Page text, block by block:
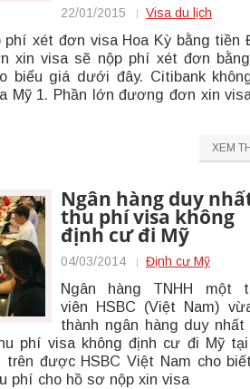
22/01/2015 Visa du lịch
xét đơn visa Hoa Kỳ bằng tiền
xin visa sẽ nộp phí xét đơn
biểu giá dưới đây. Citibank
Mỹ 1. Phần lớn đương đơn xin
XEM
Ngân hàng duy
thu phí visa không
định cư đi Mỹ
04/03/2014 Định cư Mỹ
Ngân hàng TNHH một
viên HSBC (Việt Nam)
thành ngân hàng duy
phí visa không định cư đi Mỹ
trên được HSBC Việt Nam cho
phí cho hồ sơ nộp xin visa